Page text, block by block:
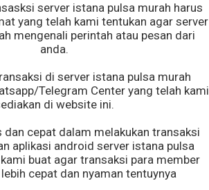
server istana pulsa murah harus
yang telah kami tentukan agar server
mengenali perintah atau pesan dari
anda.
di server istana pulsa murah
Telegram Center yang telah kami
di website ini.
dan cepat dalam melakukan transaksi
aplikasi android server istana pulsa
buat agar transaksi para member
cepat dan nyaman tentuynya